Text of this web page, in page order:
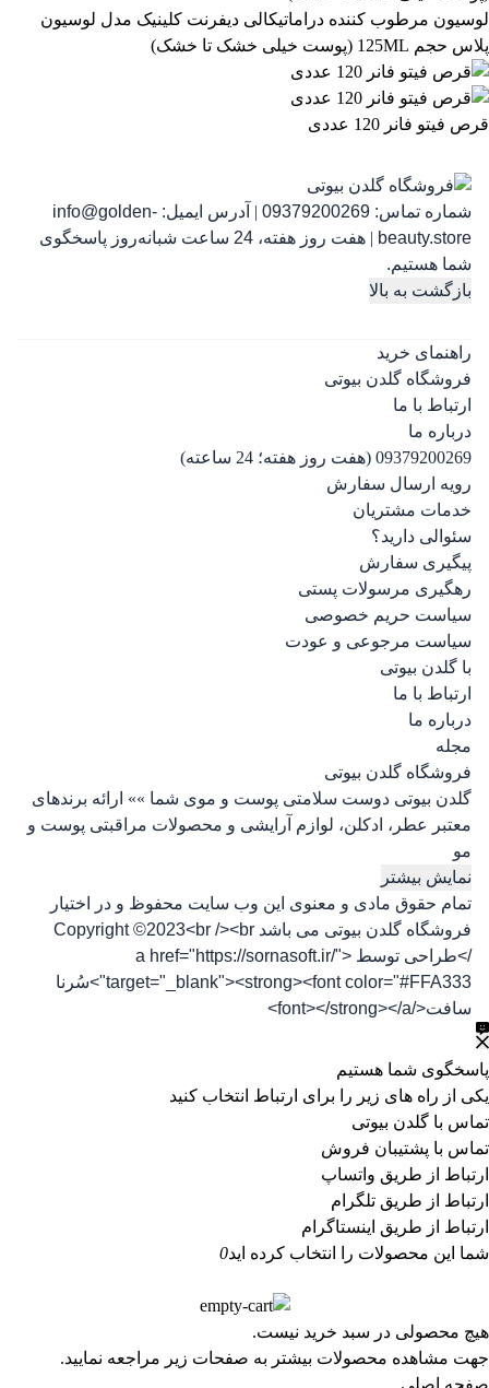
لوسیون مرطوب کننده دراماتیکالی دیفرنت کلینیک مدل لوسیون
پلاس حجم 125ML (پوست خیلی خشک تا خشک)
قرص فیتو فانر 120 عددی
شماره تماس: 09379200269
| آدرس ایمیل: info@golden-
beauty.store
|
هفت روز هفته، 24 ساعت شبانه‌روز پاسخگوی
شما هستیم.
بازگشت به بالا
راهنمای خرید
فروشگاه گلدن بیوتی
ارتباط با ما
درباره ما
09379200269 (هفت روز هفته؛ 24 ساعته)
رویه ارسال سفارش
خدمات مشتریان
سئوالی دارید؟
پیگیری سفارش
رهگیری مرسولات پستی
سیاست حریم خصوصی
سیاست مرجوعی و عودت
با گلدن بیوتی
ارتباط با ما
درباره ما
مجله
فروشگاه گلدن بیوتی
گلدن بیوتی دوست سلامتی پوست و موی شما »» ارائه برندهای
معتبر عطر، ادکلن، لوازم آرایشی و محصولات مراقبتی پوست و
مو
نمایش بیشتر
تمام حقوق مادی و معنوی این وب سایت محفوظ و در اختیار
فروشگاه گلدن بیوتی می باشد Copyright ©2023<br /><br
/>طراحی توسط <a href="https://sornasoft.ir/"
target="_blank"><strong><font color="#FFA333">سُرنا
سافت</font></strong></a>
پاسخگوی شما هستیم
یکی از راه های زیر را برای ارتباط انتخاب کنید
تماس با گلدن بیوتی
تماس با پشتیبان فروش
ارتباط از طریق واتساپ
ارتباط از طریق تلگرام
ارتباط از طریق اینستاگرام
شما این محصولات را انتخاب کرده اید0
هیچ محصولی در سبد خرید نیست.
جهت مشاهده محصولات بیشتر به صفحات زیر مراجعه نمایید.
صفحه اصلی